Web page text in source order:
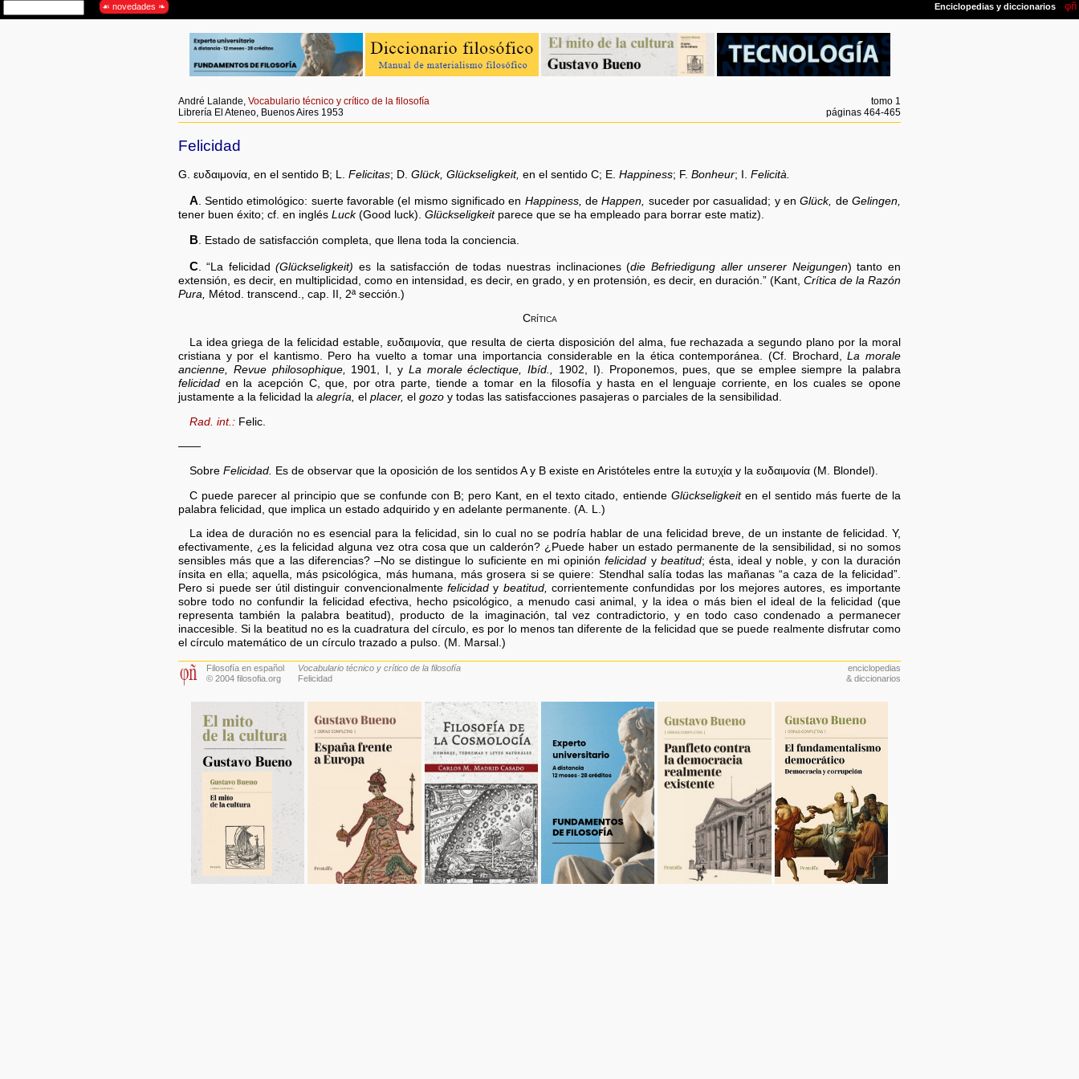
André Lalande, Vocabulario técnico y crítico de la filosofía
Librería El Ateneo, Buenos Aires 1953
tomo 1
páginas 464-465
Felicidad
G. ευδαιμονία, en el sentido B; L. Felicitas; D. Glück, Glückseligkeit, en el sentido C; E. Happiness; F. Bonheur; I. Felicità.
A . Sentido etimológico: suerte favorable (el mismo significado en Happiness, deHappen, suceder por casualidad; y enGlück, deGelingen,
tener buen éxito; cf. en inglés Luck(Good luck). Glückseligkeitparece que se ha empleado para borrar este matiz).
B. Estado de satisfacción completa, que llena toda la conciencia.
C. “La felicidad(Glückseligkeit) es la satisfacción de todas nuestras inclinaciones (die Befriedigung aller unserer Neigungen) tanto en
extensión, es decir, en multiplicidad, como en intensidad, es decir, en grado, y en protensión, es decir, en duración.” (Kant, Crítica de la Razón
Pura, Métod. transcend., cap. II, 2ª sección.)
Crítica
La idea griega de la felicidad estable, ευδαιμονία, que resulta de cierta disposición del alma, fue rechazada a segundo plano por la moral
cristiana y por el kantismo. Pero ha vuelto a tomar una importancia considerable en la ética contemporánea. (Cf. Brochard,La morale
ancienne, Revue philosophique, 1901, I, y La morale éclectique, Ibíd., 1902, I). Proponemos, pues, que se emplee siempre la palabra
felicidad en la acepción C, que, por otra parte, tiende a tomar en la filosofía y hasta en el lenguaje corriente, en los cuales se opone
justamente a la felicidad la alegría, el placer, el gozo y todas las satisfacciones pasajeras o parciales de la sensibilidad.
Rad. int.:Felic.
——
Sobre Felicidad. Es de observar que la oposición de los sentidos A y B existe en Aristóteles entre la ευτυχία y la ευδαιμονία (M. Blondel).
C puede parecer al principio que se confunde con B; pero Kant, en el texto citado, entiende Glückseligkeiten el sentido más fuerte de la
palabra felicidad, que implica un estado adquirido y en adelante permanente. (A. L.)
La idea de duración no es esencial para la felicidad, sin lo cual no se podría hablar de una felicidad breve, de un instante de felicidad. Y,
efectivamente, ¿es la felicidad alguna vez otra cosa que un calderón? ¿Puede haber un estado permanente de la sensibilidad, si no somos
sensibles más que a las diferencias? –No se distingue lo suficiente en mi opiniónfelicidad y beatitud; ésta, ideal y noble, y con la duración
ínsita en ella; aquella, más psicológica, más humana, más grosera si se quiere: Stendhal salía todas las mañanas “a caza de la felicidad”.
Pero si puede ser útil distinguir convencionalmentefelicidad y beatitud, corrientemente confundidas por los mejores autores, es importante
sobre todo no confundir la felicidad efectiva, hecho psicológico, a menudo casi animal, y la idea o más bien el ideal de la felicidad (que
representa también la palabra beatitud), producto de la imaginación, tal vez contradictorio, y en todo caso condenado a permanecer
inaccesible. Si la beatitud no es la cuadratura del círculo, es por lo menos tan diferente de la felicidad que se puede realmente disfrutar como
el círculo matemático de un círculo trazado a pulso. (M. Marsal.)
Filosofía en español
© 2004 filosofia.org
Vocabulario técnico y crítico de la filosofía
Felicidad
enciclopedias
& diccionarios